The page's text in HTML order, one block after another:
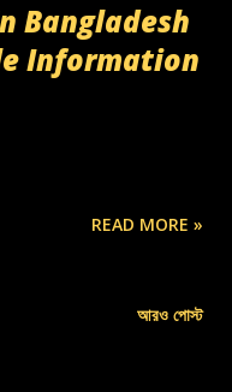
Bangladesh
Information
READ MORE »
আরও পোস্ট